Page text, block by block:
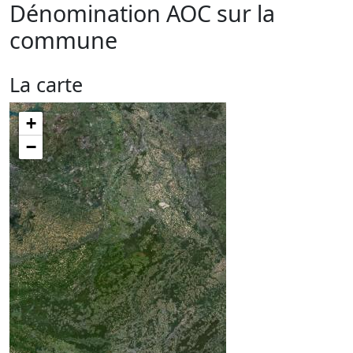
Dénomination AOC sur la
commune
La carte
+
−